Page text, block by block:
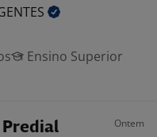
Ensino Superior
Predial Ontem